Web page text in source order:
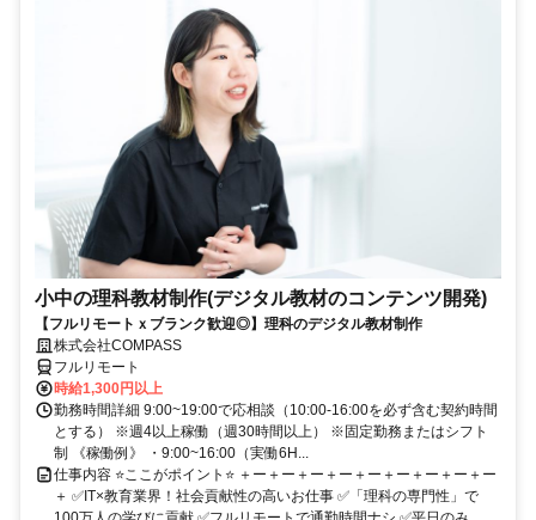
小中の理科教材制作(デジタル教材のコンテンツ開発)
【フルリモートｘブランク歓迎◎】理科のデジタル教材制作
株式会社COMPASS
フルリモート
時給1,300円以上
勤務時間詳細 9:00~19:00で応相談（10:00-16:00を必ず含む契約時間
とする） ※週4以上稼働（週30時間以上） ※固定勤務またはシフト
制 《稼働例》 ・9:00~16:00（実働6H...
仕事内容 ⭐ここがポイント⭐ ＋ー＋ー＋ー＋ー＋ー＋ー＋ー＋ー＋ー
＋ ✅IT×教育業界！社会貢献性の高いお仕事 ✅「理科の専門性」で